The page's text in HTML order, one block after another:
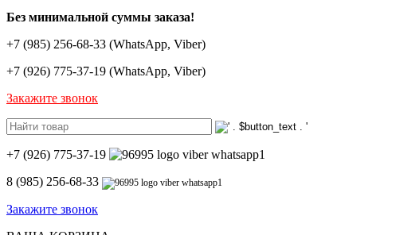
Без минимальной суммы заказа!
+7 (985) 256-68-33 (WhatsApp, Viber)
+7 (926) 775-37-19 (WhatsApp, Viber)
Закажите звонок
+7 (926) 775-37-19
8 (985) 256-68-33
Закажите звонок